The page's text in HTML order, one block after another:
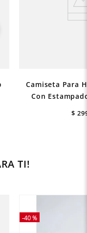
Camiseta Para
Con
$
TI!
-40 %